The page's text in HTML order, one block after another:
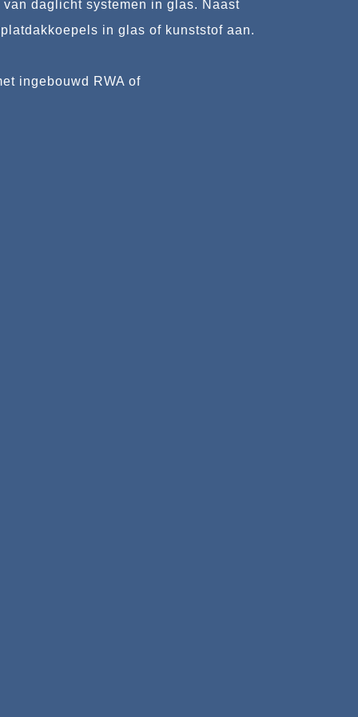
daglicht systemen in glas. Naast
in glas of kunststof aan.
ingebouwd RWA of